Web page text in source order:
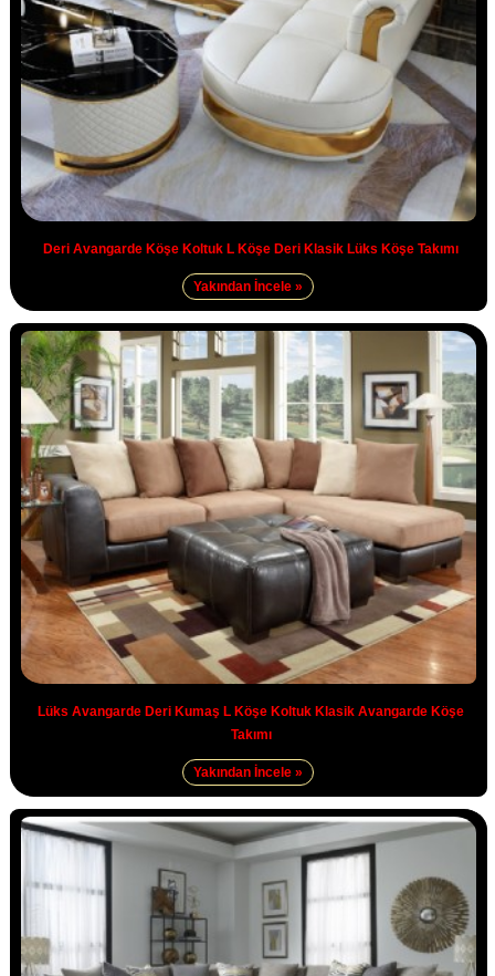
Deri Avangarde Köşe Koltuk L Köşe Deri Klasik Lüks Köşe Takımı
Yakından İncele »
Lüks Avangarde Deri Kumaş L Köşe Koltuk Klasik Avangarde Köşe
Takımı
Yakından İncele »